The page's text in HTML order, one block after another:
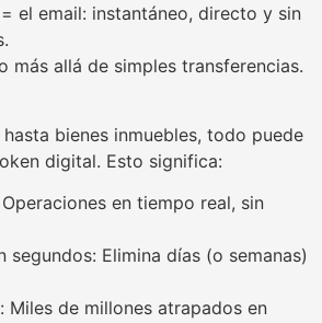
el email: instantáneo, directo y sin
más allá de simples transferencias.
bienes inmuebles, todo puede
digital. Esto significa:
en tiempo real, sin
segundos: Elimina días (o semanas)
Miles de millones atrapados en